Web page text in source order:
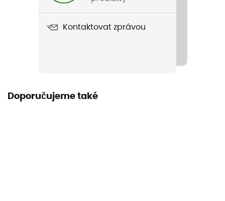
100% poliuretan - 100% poliuretan
Kontaktovat zprávou
Doporučujeme také